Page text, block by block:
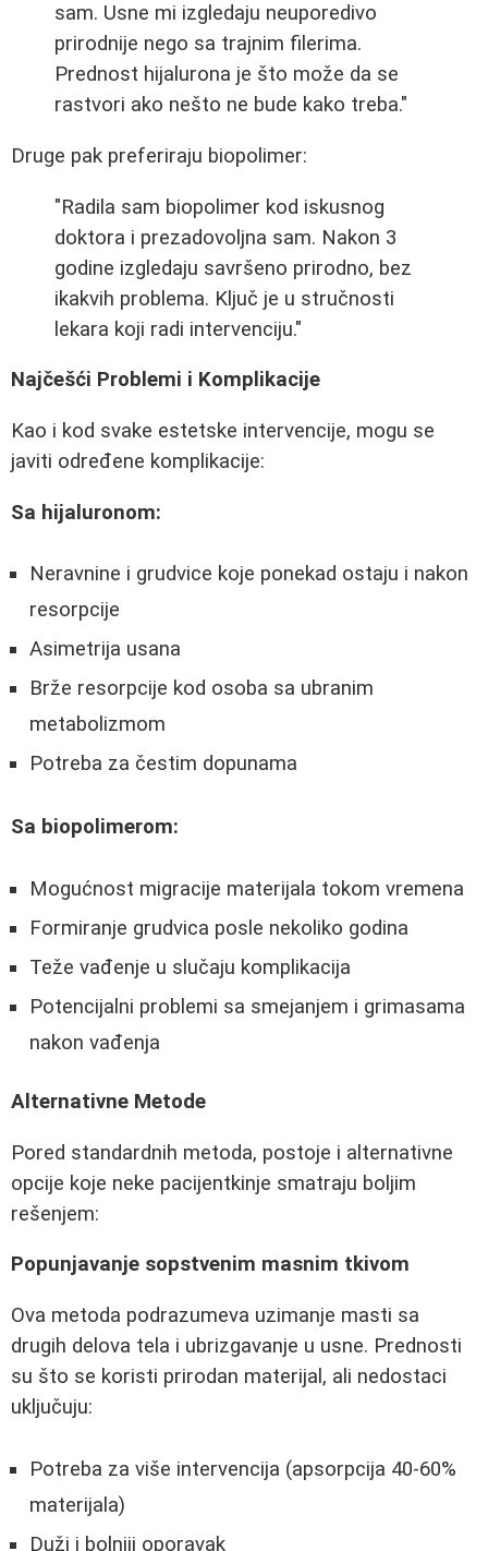
sam. Usne mi izgledaju neuporedivo
prirodnije nego sa trajnim filerima.
Prednost hijalurona je što može da se
rastvori ako nešto ne bude kako treba."
Druge pak preferiraju biopolimer:
"Radila sam biopolimer kod iskusnog
doktora i prezadovoljna sam. Nakon 3
godine izgledaju savršeno prirodno, bez
ikakvih problema. Ključ je u stručnosti
lekara koji radi intervenciju."
Najčešći Problemi i Komplikacije
Kao i kod svake estetske intervencije, mogu se
javiti određene komplikacije:
Sa hijaluronom:
Neravnine i grudvice koje ponekad ostaju i nakon
resorpcije
Asimetrija usana
Brže resorpcije kod osoba sa ubranim
metabolizmom
Potreba za čestim dopunama
Sa biopolimerom:
Mogućnost migracije materijala tokom vremena
Formiranje grudvica posle nekoliko godina
Teže vađenje u slučaju komplikacija
Potencijalni problemi sa smejanjem i grimasama
nakon vađenja
Alternativne Metode
Pored standardnih metoda, postoje i alternativne
opcije koje neke pacijentkinje smatraju boljim
rešenjem:
Popunjavanje sopstvenim masnim tkivom
Ova metoda podrazumeva uzimanje masti sa
drugih delova tela i ubrizgavanje u usne. Prednosti
su što se koristi prirodan materijal, ali nedostaci
uključuju:
Potreba za više intervencija (apsorpcija 40-60%
materijala)
Duži i bolniji oporavak